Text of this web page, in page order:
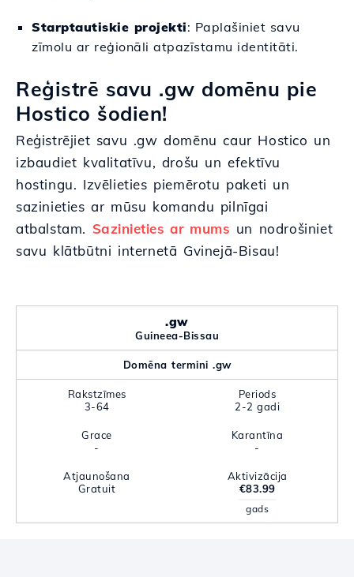
Starptautiskie projekti: Paplašiniet savu
zīmolu ar reģionāli atpazīstamu identitāti.
Reģistrē savu .gw domēnu pie
Hostico šodien!
Reģistrējiet savu .gw domēnu caur Hostico un
izbaudiet kvalitatīvu, drošu un efektīvu
hostingu. Izvēlieties piemērotu paketi un
sazinieties ar mūsu komandu pilnīgai
atbalstam. Sazinieties ar mums un nodrošiniet
savu klātbūtni internetā Gvinejā-Bisau!
.gw
Guineea-Bissau
Domēna termini .gw
Rakstzīmes
3-64
Periods
2-2 gadi
Grace
-
Karantīna
-
Atjaunošana
Gratuit
Aktivizācija
€83.99
gads